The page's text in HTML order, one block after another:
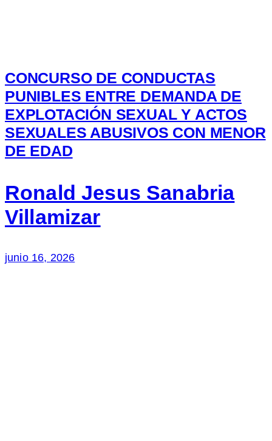
CONCURSO DE CONDUCTAS
PUNIBLES ENTRE DEMANDA DE
EXPLOTACIÓN SEXUAL Y ACTOS
SEXUALES ABUSIVOS CON MENOR
DE EDAD
Ronald Jesus Sanabria
Villamizar
junio 16, 2026